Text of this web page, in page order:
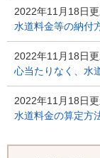
2022年11月18日
水道料金等の納付
2022年11月18日
心当たりなく、水
2022年11月18日
水道料金の算定方